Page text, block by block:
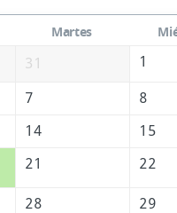
Martes
31 1
7 8
14 15
21 22
28 29